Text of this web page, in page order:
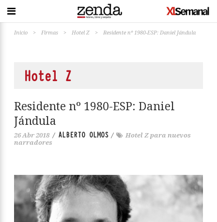
Inicio > Firmas > Hotel Z > Residente nº 1980-ESP: Daniel Jándula
Hotel Z
Residente nº 1980-ESP: Daniel
Jándula
26 Abr 2018 / ALBERTO OLMOS /
Hotel Z para nuevos
narradores